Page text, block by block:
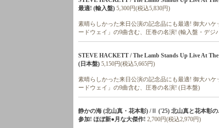
最適! (輸入盤) 5,300円(税込5,830円)
素晴らしかった来日公演の記念品にも最適! 御大ハ
ードウェイ」の9曲含む、圧巻の名演! (輸入盤・デジ
STEVE HACKETT / The Lamb Stands Up Live At
(日本盤) 5,150円(税込5,665円)
素晴らしかった来日公演の記念品にも最適! 御大ハ
ードウェイ」の9曲含む、圧巻の名演! (日本盤)
静かの海 (北山真・花本彰) /Ⅱ ('25) 北山真と花本彰
参加! ほぼ新●月な大傑作! 2,700円(税込2,970円)